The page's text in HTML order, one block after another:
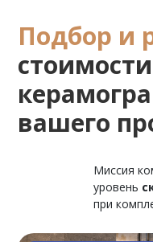
Подбор и
стоимости
вашего
Миссия
уровень
при